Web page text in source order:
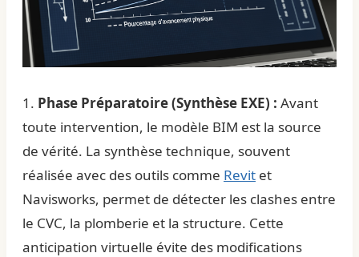
1. Phase Préparatoire (Synthèse EXE) : Avant
toute intervention, le modèle BIM est la source
de vérité. La synthèse technique, souvent
réalisée avec des outils comme Revit et
Navisworks, permet de détecter les clashes entre
le CVC, la plomberie et la structure. Cette
anticipation virtuelle évite des modifications